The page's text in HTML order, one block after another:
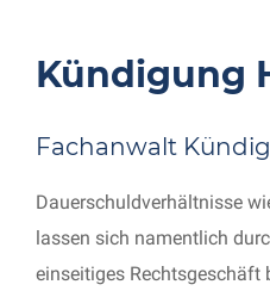
Kündigung
Fachanwalt
Dauerschuldverhältnisse
lassen sich namentlich
einseitiges Rechtsgeschäft